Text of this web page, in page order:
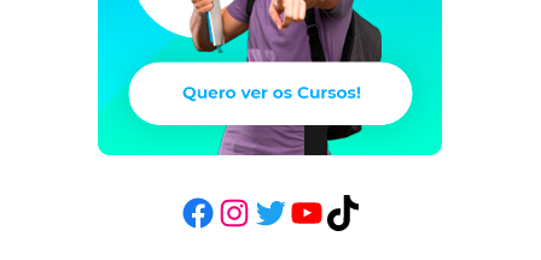
Facebook
Instagram
Twitter
YouTube
TikTok